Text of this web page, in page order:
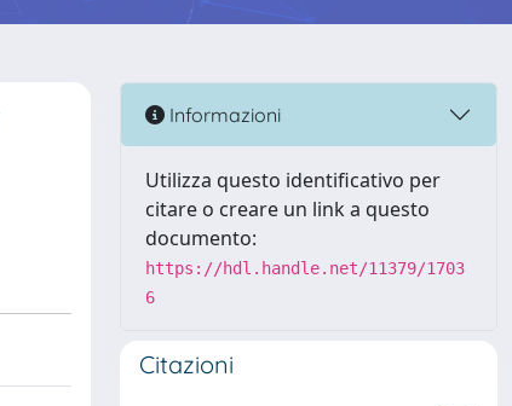
Informazioni
Utilizza questo identificativo per
citare o creare un link a questo
documento:
https://hdl.handle.net/11379/1703
6
Citazioni